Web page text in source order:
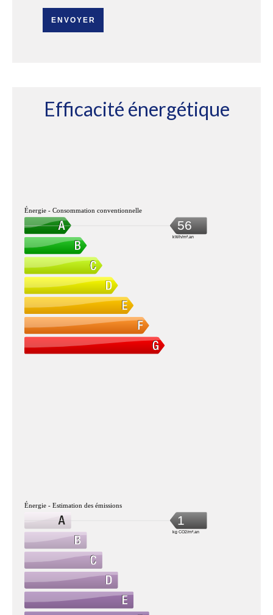
ENVOYER
Efficacité énergétique
Énergie - Consommation conventionnelle
56
kWh/m².an
Énergie - Estimation des émissions
1
kg CO2/m².an